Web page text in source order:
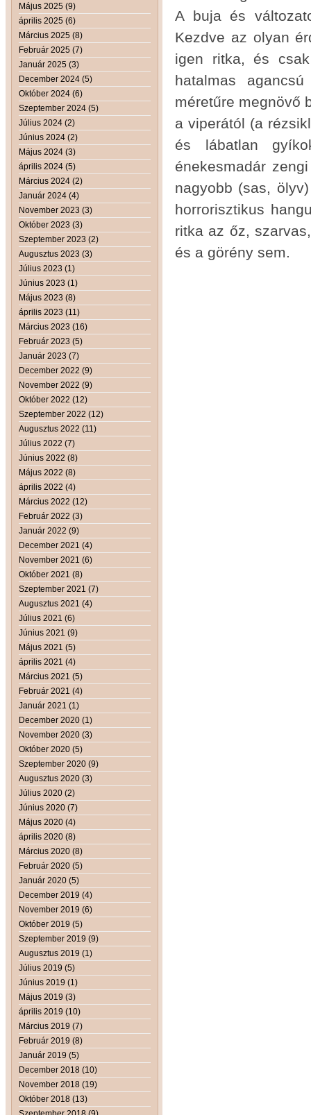
Május 2025 (9)
április 2025 (6)
Március 2025 (8)
Február 2025 (7)
Január 2025 (3)
December 2024 (5)
Október 2024 (6)
Szeptember 2024 (5)
Július 2024 (2)
Június 2024 (2)
Május 2024 (3)
április 2024 (5)
Március 2024 (2)
Január 2024 (4)
November 2023 (3)
Október 2023 (3)
Szeptember 2023 (2)
Augusztus 2023 (3)
Július 2023 (1)
Június 2023 (1)
Május 2023 (8)
április 2023 (11)
Március 2023 (16)
Február 2023 (5)
Január 2023 (7)
December 2022 (9)
November 2022 (9)
Október 2022 (12)
Szeptember 2022 (12)
Augusztus 2022 (11)
Július 2022 (7)
Június 2022 (8)
Május 2022 (8)
április 2022 (4)
Március 2022 (12)
Február 2022 (3)
Január 2022 (9)
December 2021 (4)
November 2021 (6)
Október 2021 (8)
Szeptember 2021 (7)
Augusztus 2021 (4)
Július 2021 (6)
Június 2021 (9)
Május 2021 (5)
április 2021 (4)
Március 2021 (5)
Február 2021 (4)
Január 2021 (1)
December 2020 (1)
November 2020 (3)
Október 2020 (5)
Szeptember 2020 (9)
Augusztus 2020 (3)
Július 2020 (2)
Június 2020 (7)
Május 2020 (4)
április 2020 (8)
Március 2020 (8)
Február 2020 (5)
Január 2020 (5)
December 2019 (4)
November 2019 (6)
Október 2019 (5)
Szeptember 2019 (9)
Augusztus 2019 (1)
Július 2019 (5)
Június 2019 (1)
Május 2019 (3)
április 2019 (10)
Március 2019 (7)
Február 2019 (8)
Január 2019 (5)
December 2018 (10)
November 2018 (19)
Október 2018 (13)
A buja és
Kezdve az olyan
igen ritka, és
hatalmas
méretűre megnövő
a viperától (a
és lábatlan
énekesmadár
nagyobb (sas,
horrorisztikus
ritka az őz,
és a görény sem.